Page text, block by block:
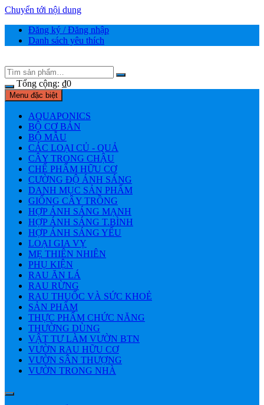
Chuyển tới nội dung
Đăng ký / Đăng nhập
Danh sách yêu thích
Tổng cộng: ₫0
Menu đặc biệt
AQUAPONICS
BỘ CƠ BẢN
BỘ MẪU
CÁC LOẠI CỦ - QUẢ
CÂY TRONG CHẬU
CHẾ PHẨM HỮU CƠ
CƯỜNG ĐỘ ÁNH SÁNG
DANH MỤC SẢN PHẨM
GIỐNG CÂY TRỒNG
HỢP ÁNH SÁNG MẠNH
HỢP ÁNH SÁNG T.BÌNH
HỢP ÁNH SÁNG YẾU
LOẠI GIA VỴ
MẸ THIÊN NHIÊN
PHỤ KIỆN
RAU ĂN LÁ
RAU RỪNG
RAU THUỐC VÀ SỨC KHOẺ
SẢN PHẨM
THỰC PHẨM CHỨC NĂNG
THƯỜNG DÙNG
VẬT TƯ LÀM VƯỜN BTN
VƯỜN RAU HỮU CƠ
VƯỜN SÂN THƯỢNG
VƯỜN TRONG NHÀ